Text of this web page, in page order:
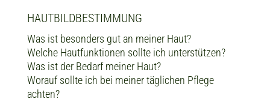
HAUTBILDBESTIMMUNG
Was ist besonders gut an meiner Haut?
Welche Hautfunktionen sollte ich unterstützen?
Was ist der Bedarf meiner Haut?
Worauf sollte ich bei meiner täglichen Pflege
achten?